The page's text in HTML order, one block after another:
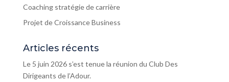
Coaching stratégie de carrière
Projet de Croissance Business
Articles récents
Le 5 juin 2026 s’est tenue la réunion du Club Des
Dirigeants de l’Adour.